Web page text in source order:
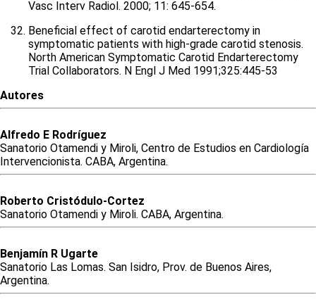
Vasc Interv Radiol. 2000; 11: 645-654.
Beneficial effect of carotid endarterectomy in
symptomatic patients with high-grade carotid stenosis.
North American Symptomatic Carotid Endarterectomy
Trial Collaborators. N Engl J Med 1991;325:445-53
Autores
Alfredo E Rodríguez
Sanatorio Otamendi y Miroli, Centro de Estudios en Cardiología
Intervencionista. CABA, Argentina.
Roberto Cristódulo-Cortez
Sanatorio Otamendi y Miroli. CABA, Argentina.
Benjamín R Ugarte
Sanatorio Las Lomas. San Isidro, Prov. de Buenos Aires,
Argentina.